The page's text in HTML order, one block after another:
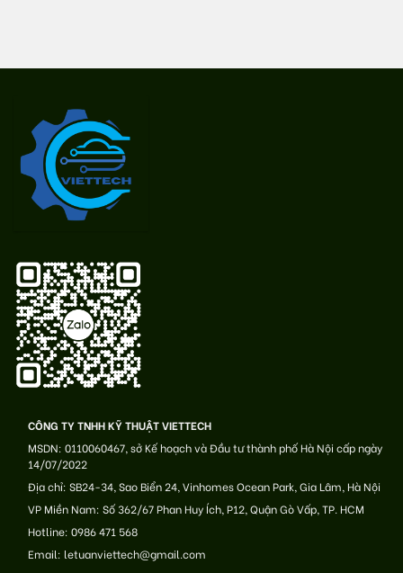
CÔNG TY TNHH KỸ THUẬT VIETTECH
MSDN: 0110060467, sở Kế hoạch và Đầu tư thành phố Hà Nội cấp ngày
14/07/2022
Địa chỉ: SB24-34, Sao Biển 24, Vinhomes Ocean Park, Gia Lâm, Hà Nội
VP Miền Nam: Số 362/67 Phan Huy Ích, P12, Quận Gò Vấp, TP. HCM
Hotline: 0986 471 568
Email: letuanviettech@gmail.com